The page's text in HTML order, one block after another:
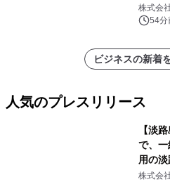
発表
株式会
54分
ビジネスの新着
人気のプレスリリース
【淡
で、
用の
プール
株式会